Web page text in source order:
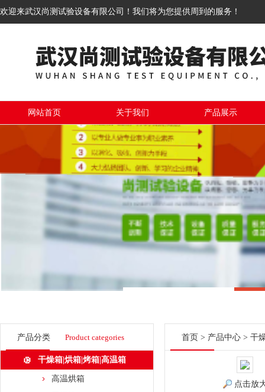
欢迎来武汉尚测试验设备有限公司！我们将为您提供周到的服务！
网站首页 关于我们 产品展示
产品分类 Product categories
干燥箱|烘箱|烤箱|高温箱
高温烘箱
首页 > 产品中心 > 干
点击放